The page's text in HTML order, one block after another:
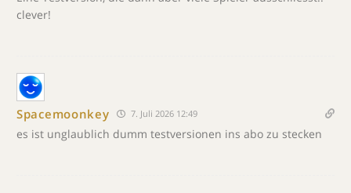
clever!
Spacemoonkey 7. Juli 2026 12:49
es ist unglaublich dumm testversionen ins abo zu stecken